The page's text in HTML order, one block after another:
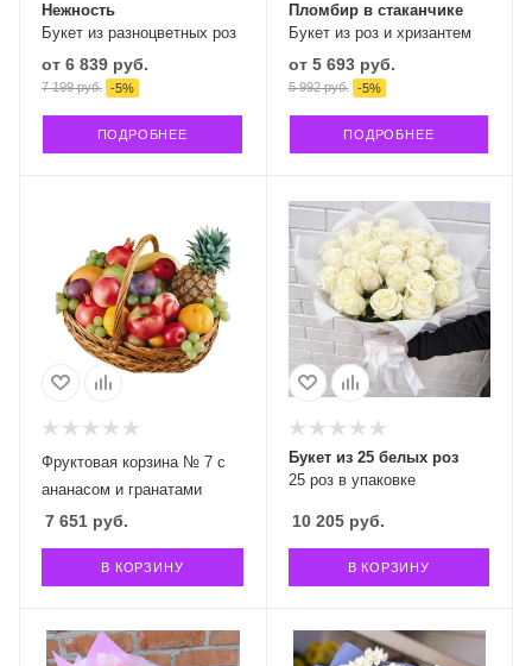
Букет из разноцветных роз
Нежность
от 6 839 руб.
7 199 руб. -5%
ПОДРОБНЕЕ
Букет из роз и хризантем
Пломбир в стаканчике
от 5 693 руб.
5 992 руб. -5%
ПОДРОБНЕЕ
Фруктовая корзина № 7 с
ананасом и гранатами
7 651 руб.
В КОРЗИНУ
25 роз в упаковке
Букет из 25 белых роз
10 205руб.
В КОРЗИНУ